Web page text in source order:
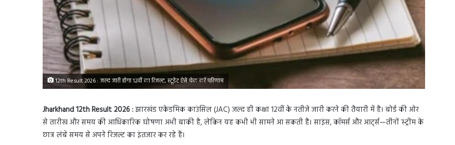
12th Result 2026 : जल्द जारी होगा 12वीं का रिजल्ट, स्टूडेंट ऐसे चेक करें परिणाम
Jharkhand 12th Result 2026 :झारखंड एकेडमिक काउंसिल (JAC) जल्द ही कक्षा 12वीं के नतीजे जारी करने की तैयारी में है। बोर्ड की ओर
से तारीख और समय की आधिकारिक घोषणा अभी बाकी है, लेकिन यह कभी भी सामने आ सकती है। साइंस, कॉमर्स और आर्ट्स—तीनों स्ट्रीम के
छात्र लंबे समय से अपने रिजल्ट का इंतजार कर रहे हैं।